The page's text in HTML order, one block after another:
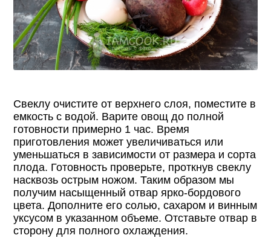
Свеклу очистите от верхнего слоя, поместите в
емкость с водой. Варите овощ до полной
готовности примерно 1 час. Время
приготовления может увеличиваться или
уменьшаться в зависимости от размера и сорта
плода. Готовность проверьте, проткнув свеклу
насквозь острым ножом. Таким образом мы
получим насыщенный отвар ярко-бордового
цвета. Дополните его солью, сахаром и винным
уксусом в указанном объеме. Отставьте отвар в
сторону для полного охлаждения.